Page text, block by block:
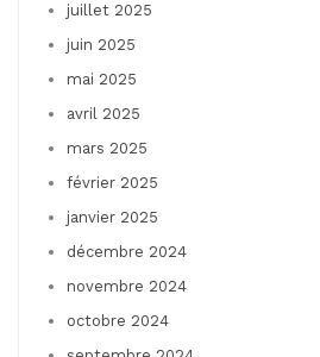
juillet 2025
juin 2025
mai 2025
avril 2025
mars 2025
février 2025
janvier 2025
décembre 2024
novembre 2024
octobre 2024